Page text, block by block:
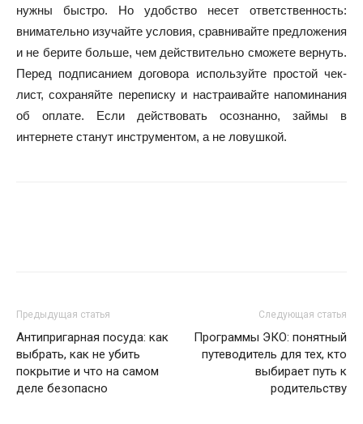
нужны быстро. Но удобство несет ответственность:
внимательно изучайте условия, сравнивайте предложения
и не берите больше, чем действительно сможете вернуть.
Перед подписанием договора используйте простой чек-
лист, сохраняйте переписку и настраивайте напоминания
об оплате. Если действовать осознанно, займы в
интернете станут инструментом, а не ловушкой.
Предыдущая статья
Антипригарная посуда: как
выбрать, как не убить
покрытие и что на самом
деле безопасно
Следующая статья
Программы ЭКО: понятный
путеводитель для тех, кто
выбирает путь к
родительству